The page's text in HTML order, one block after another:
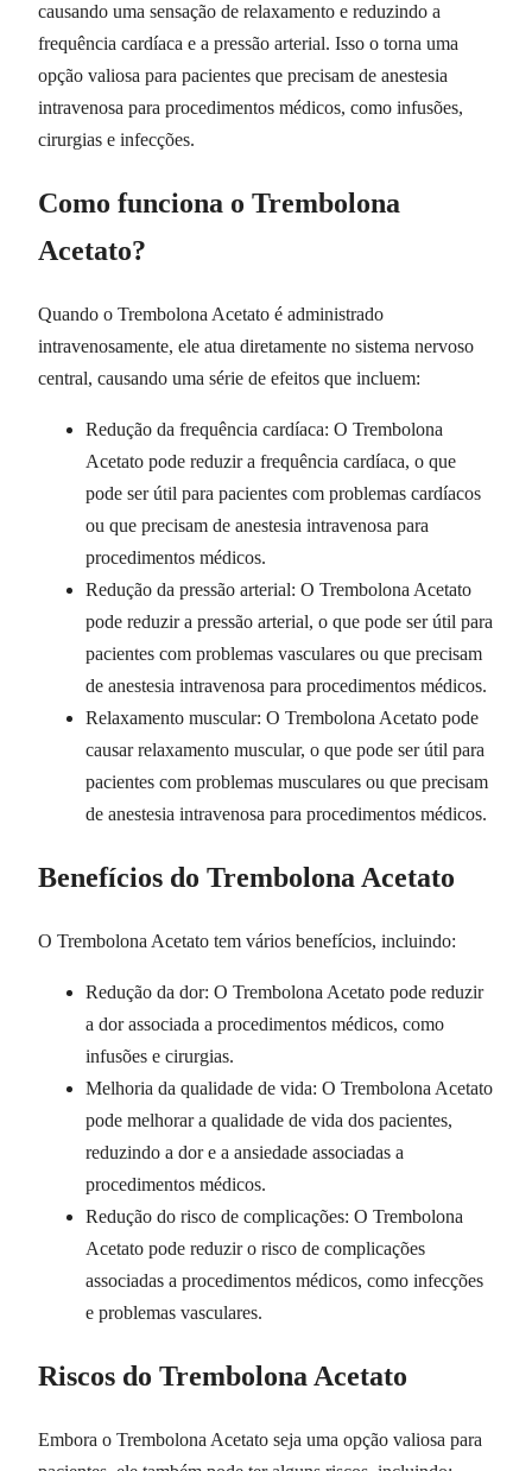
causando uma sensação de relaxamento e reduzindo a
frequência cardíaca e a pressão arterial. Isso o torna uma
opção valiosa para pacientes que precisam de anestesia
intravenosa para procedimentos médicos, como infusões,
cirurgias e infecções.
Como funciona o Trembolona
Acetato?
Quando o Trembolona Acetato é administrado
intravenosamente, ele atua diretamente no sistema nervoso
central, causando uma série de efeitos que incluem:
Redução da frequência cardíaca: O Trembolona
Acetato pode reduzir a frequência cardíaca, o que
pode ser útil para pacientes com problemas cardíacos
ou que precisam de anestesia intravenosa para
procedimentos médicos.
Redução da pressão arterial: O Trembolona Acetato
pode reduzir a pressão arterial, o que pode ser útil para
pacientes com problemas vasculares ou que precisam
de anestesia intravenosa para procedimentos médicos.
Relaxamento muscular: O Trembolona Acetato pode
causar relaxamento muscular, o que pode ser útil para
pacientes com problemas musculares ou que precisam
de anestesia intravenosa para procedimentos médicos.
Benefícios do Trembolona Acetato
O Trembolona Acetato tem vários benefícios, incluindo:
Redução da dor: O Trembolona Acetato pode reduzir
a dor associada a procedimentos médicos, como
infusões e cirurgias.
Melhoria da qualidade de vida: O Trembolona Acetato
pode melhorar a qualidade de vida dos pacientes,
reduzindo a dor e a ansiedade associadas a
procedimentos médicos.
Redução do risco de complicações: O Trembolona
Acetato pode reduzir o risco de complicações
associadas a procedimentos médicos, como infecções
e problemas vasculares.
Riscos do Trembolona Acetato
Embora o Trembolona Acetato seja uma opção valiosa para